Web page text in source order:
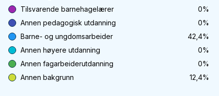
Tilsvarende barnehagelærer
0%
Annen pedagogisk utdanning
0%
Barne- og ungdomsarbeider
42,4%
Annen høyere utdanning
0%
Annen fagarbeiderutdanning
0%
Annen bakgrunn
12,4%